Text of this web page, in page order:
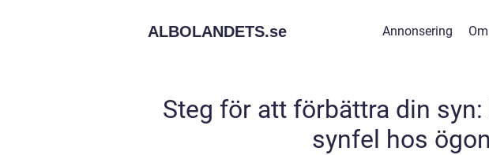
ALBOLANDETS.se Annonsering
Steg för att förbättra din
synfel hos